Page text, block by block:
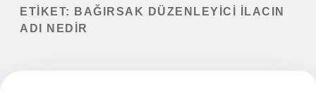
Yasal Uyarı
ETIKET:
BAĞIRSAK DÜZENLEYICI ILACIN
ADI NEDIR